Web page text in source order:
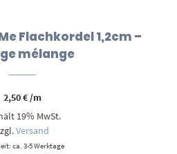
Flachkordel 1,2cm –
mélange
2,50€/m
19% MwSt.
Versand
ca. 3-5 Werktage